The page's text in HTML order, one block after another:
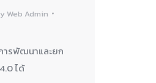
Web Admin
ารพัฒนาและยก
ได้